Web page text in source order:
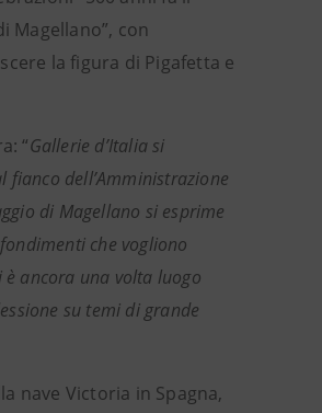
con
la figura di Pigafetta e
“Gallerie d’Italia si
dell’Amministrazione
di Magellano si esprime
che vogliono
ancora una volta luogo
su temi di grande
nave Victoria in Spagna,